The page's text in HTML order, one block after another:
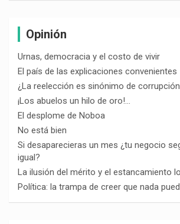
Opinión
Urnas, democracia y el costo de vivir
El país de las explicaciones convenientes
¿La reelección es sinónimo de
¡Los abuelos un hilo de oro!…
El desplome de Noboa
No está bien
Si desaparecieras un mes ¿tu negocio
igual?
La ilusión del mérito y el estancamiento
Política: la trampa de creer que nada